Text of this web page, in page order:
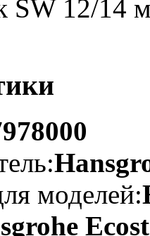
SW 12/14
моделей: